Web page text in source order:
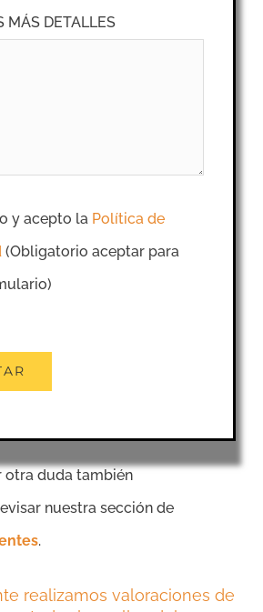
MÁS DETALLES
y acepto la Política de
(Obligatorio aceptar para
otra duda también
nuestra sección de
.
realizamos valoraciones de